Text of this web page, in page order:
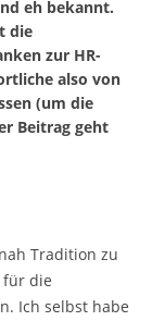
eh bekannt.
die
zur HR-
also von
(um die
Beitrag geht
Tradition zu
für die
Ich selbst habe